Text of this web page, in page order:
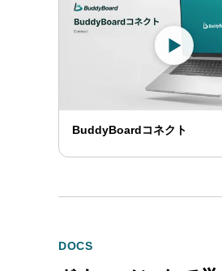
BuddyBoardコネクト
DOCS